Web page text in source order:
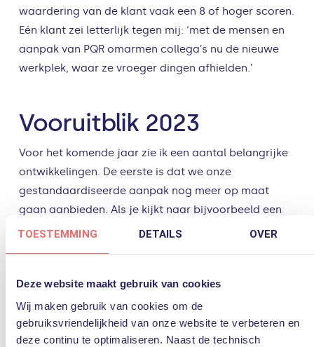
TOESTEMMING DETAILS OVER
Deze website maakt gebruik van cookies
Wij maken gebruik van cookies om de
gebruiksvriendelijkheid van onze website te verbeteren en
deze continu te optimaliseren. Naast de technisch
waardering van de klant vaak een 8 of hoger scoren.
Eén klant zei letterlijk tegen mij: ‘met de mensen en
aanpak van PQR omarmen collega’s nu de nieuwe
werkplek, waar ze vroeger dingen afhielden.’
Vooruitblik 2023
Voor het komende jaar zie ik een aantal belangrijke
ontwikkelingen. De eerste is dat we onze
gestandaardiseerde aanpak nog meer op maat
gaan aanbieden. Als je kijkt naar bijvoorbeeld een
gemeente of zorginstelling: de werkwijze en het type
een verdere evolutie: we gaan meerdere
doelgroepen bepalen, die we door de verandering
heen leiden. We houden onze standaard aanpak,
maar gaan nog meer samen met de klant de